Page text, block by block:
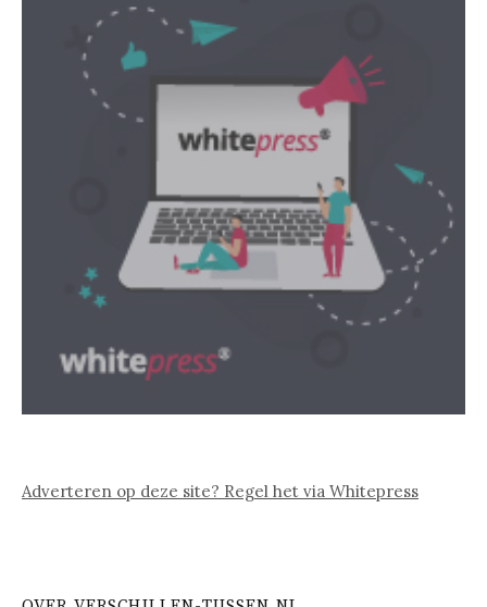
Adverteren op deze site? Regel het via Whitepress